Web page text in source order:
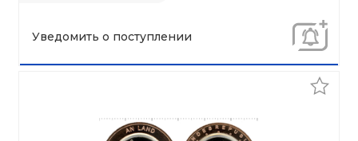
Уведомить о поступлении